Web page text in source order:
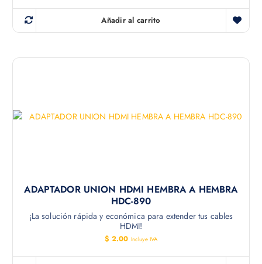
Añadir al carrito
ADAPTADOR UNION HDMI HEMBRA A HEMBRA
HDC-890
¡La solución rápida y económica para extender tus cables
HDMI!
$ 2.00 Incluye IVA